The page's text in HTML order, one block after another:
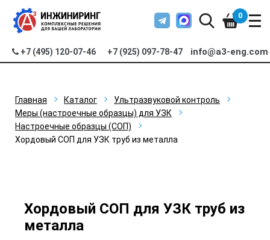
+7 (495) 120-07-46 +7 (925) 097-78-47 info@a3-eng.com
0
Главная Каталог
Ультразвуковой контроль
Меры (настроечные образцы) для УЗК
Настроечные образцы (СОП)
Хордовый СОП для УЗК труб из металла
Хордовый СОП для УЗК труб из
металла